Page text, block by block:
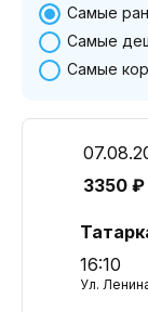
Самые
Самые
Самые
3350 ₽
16:10
Ул.